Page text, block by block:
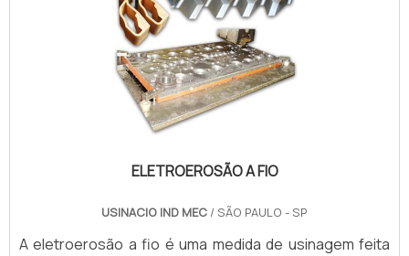
ELETROEROSÃO A FIO
USINACIO IND MEC / SÃO PAULO - SP
A eletroerosão a fio é uma medida de usinagem feita